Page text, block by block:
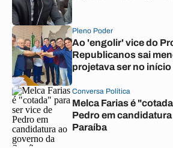
Pleno Poder
Ao 'engolir' vice do
Republicanos sai
projetava ser no
Conversa Política
Melca Farias é
Pedro em
Paraíba